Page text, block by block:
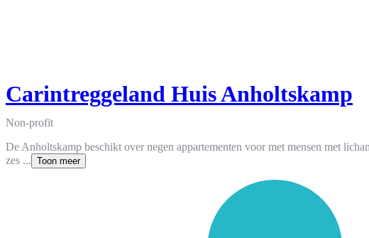
Carintreggeland Huis Anholtskamp
Non-profit
De Anholtskamp beschikt over negen appartementen voor met mensen met
zes ... Toon meer